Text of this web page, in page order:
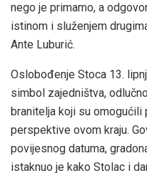
nego je primamo, a
istinom i služenjem
Ante Luburić.
Oslobođenje Stoca 13.
simbol zajedništva,
branitelja koji su
perspektive ovom kraju.
povijesnog datuma,
istaknuo je kako Stolac i